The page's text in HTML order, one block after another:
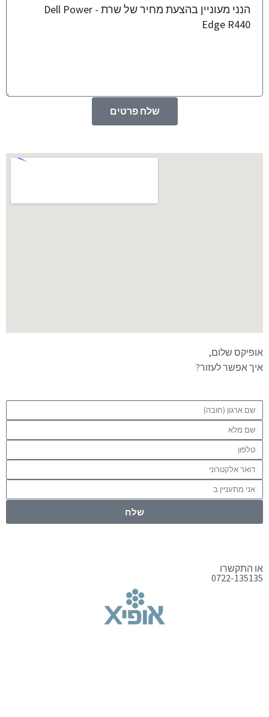
שלח פרטים
אופיקס שלום,
איך אפשר לעזור?
שלח
או התקשרו
0722-135135